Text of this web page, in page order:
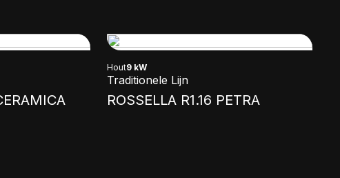
Hout9 kW
Traditionele Lijn
ROSSELLA R1.16 PETRA